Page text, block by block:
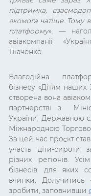
підтримка,
якомога чатіше. Тому
платформу», —
авіакомпанії
Ткаченко.
Благодійна
бізнесу «Дітям наших
створена вона
партнерстві з
України, Державною
Міжнародною
За цей час проєкт
участь діти-сироти
різних регіонів.
бізнесів, для яких
вчинки.
зробити, заповнивши